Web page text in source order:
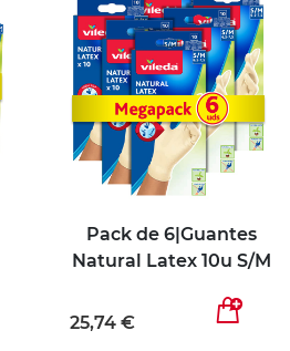
Pack de 6|Guantes
Natural Latex 10u S/M
25,74 €